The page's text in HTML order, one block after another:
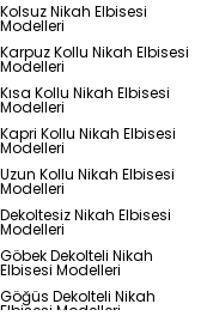
Kolsuz Nikah Elbisesi
Modelleri
Karpuz Kollu Nikah Elbisesi
Modelleri
Kısa Kollu Nikah Elbisesi
Modelleri
Kapri Kollu Nikah Elbisesi
Modelleri
Uzun Kollu Nikah Elbisesi
Modelleri
Dekoltesiz Nikah Elbisesi
Modelleri
Göbek Dekolteli Nikah
Elbisesi Modelleri
Göğüs Dekolteli Nikah
Elbisesi Modelleri